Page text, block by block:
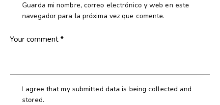
Guarda mi nombre, correo electrónico y web en este
navegador para la próxima vez que comente.
I agree that my submitted data is being collected and
stored.